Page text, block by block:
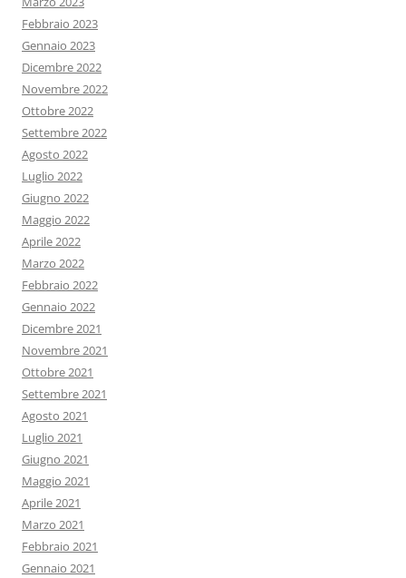
Febbraio 2023
Gennaio 2023
Dicembre 2022
Novembre 2022
Ottobre 2022
Settembre 2022
Agosto 2022
Luglio 2022
Giugno 2022
Maggio 2022
Aprile 2022
Marzo 2022
Febbraio 2022
Gennaio 2022
Dicembre 2021
Novembre 2021
Ottobre 2021
Settembre 2021
Agosto 2021
Luglio 2021
Giugno 2021
Maggio 2021
Aprile 2021
Marzo 2021
Febbraio 2021
Gennaio 2021